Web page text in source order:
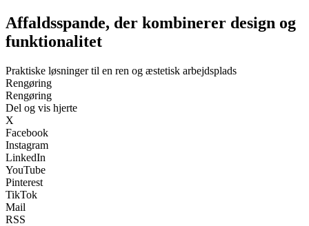
Affaldsspande, der kombinerer design og
funktionalitet
Praktiske løsninger til en ren og æstetisk arbejdsplads
Rengøring
Rengøring
Del og vis hjerte
X
Facebook
Instagram
LinkedIn
YouTube
Pinterest
TikTok
Mail
RSS